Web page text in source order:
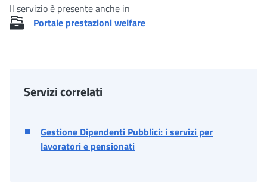
Il servizio è presente anche in
Portale prestazioni welfare
Servizi correlati
Gestione Dipendenti Pubblici: i servizi per
lavoratori e pensionati